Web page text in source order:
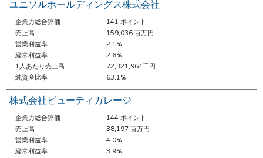
ユニソルホールディングス株式会社
企業力総合評価
141 ポイント
売上高
159,036 百万円
営業利益率
2.1%
経常利益率
2.6%
1人あたり売上高
72,321,964千円
純資産比率
63.1%
株式会社ビューティガレージ
企業力総合評価
144 ポイント
売上高
38,197 百万円
営業利益率
4.0%
経常利益率
3.9%